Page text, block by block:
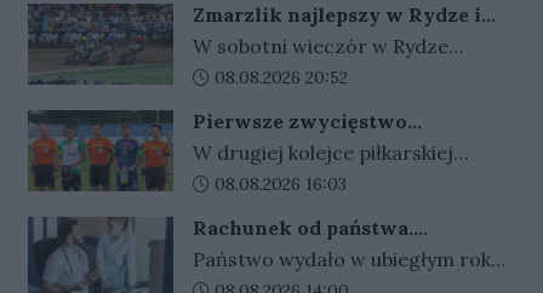
zwolnień i zapowiada, że dzięki
nowym przepisom łatwiej
sprawdzi ich zasadność.
Zmarzlik najlepszy w Rydze i
ponownie ze złotym plastronem!
W sobotni wieczór w Rydze
odbyło się Grand Prix Łotwy. W
zwycięski okazał się być Bartosz
Zmarzlik. Anders Thomsen był
tylko statystom w łotewskim
turnieju.
Data dodania artykułu:
08.08.2026 20:52
Pierwsze zwycięstwo
gorzowskiej Warty
W drugiej kolejce piłkarskiej
Betclic III ligi gorzowskie kluby
wygrała w Gorzowie z Cariną
Gubin 2:1, a takim samym wynikiem
Data dodania artykułu:
08.08.2026 16:03
Rachunek od państwa.
Wydajemy więcej, niż zarabiamy.
Kwota rośnie z roku na rok
Państwo wydało w ubiegłym roku
niemal 2 biliony złotych. To aż 53